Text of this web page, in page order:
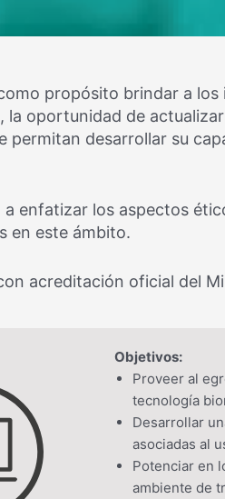
propósito brindar a
la oportunidad de
permitan desarrollar su
a enfatizar los aspectos
en este ámbito.
acreditación oficial del
Objetivos:
Proveer al
tecnología
Desarrollar
asociadas al
Potenciar en
ambiente de